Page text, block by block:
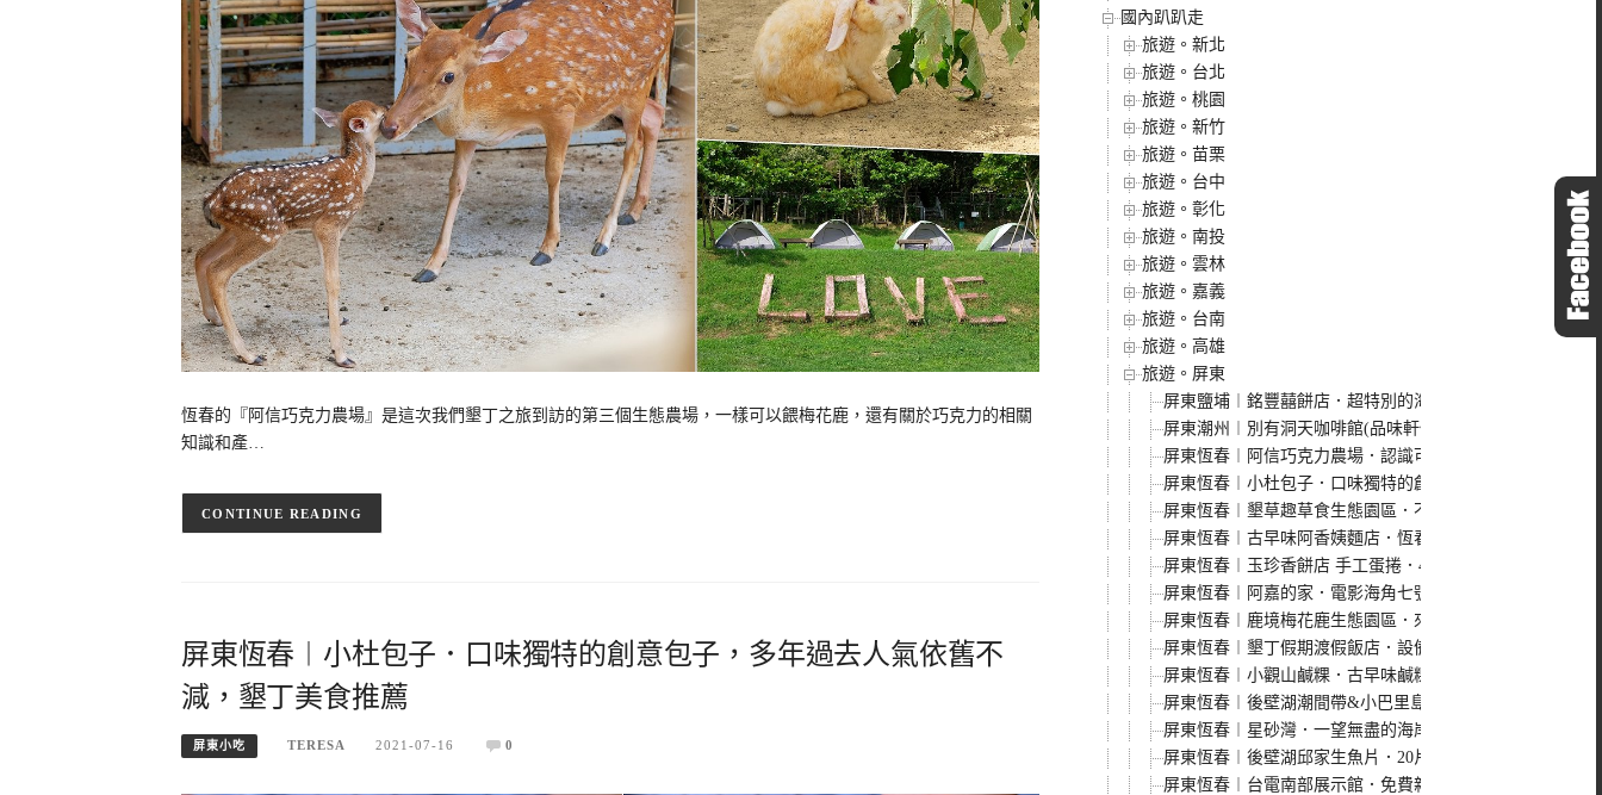
恆春的『阿信巧克力農場』是這次我們墾丁之旅到訪的第三個生態農場，一樣可以餵梅花鹿，還有關於巧克力的相關
知識和產…
CONTINUE READING
屏東恆春︱小杜包子．口味獨特的創意包子，多年過去人氣依舊不
減，墾丁美食推薦
屏東小吃 TERESA 2021-07-16 0
國內趴趴走
旅遊。新北
旅遊。台北
旅遊。桃園
旅遊。新竹
旅遊。苗栗
旅遊。台中
旅遊。彰化
旅遊。南投
旅遊。雲林
旅遊。嘉義
旅遊。台南
旅遊。高雄
旅遊。屏東
屏東鹽埔︱銘豐囍餅店．超特別的海綿蛋糕鳳梨酥，現場
屏東潮州︱別有洞天咖啡館(品味軒休息站)，屏鵝公路上
屏東恆春︱阿信巧克力農場．認識可可豆的原貌，還可以
屏東恆春︱小杜包子．口味獨特的創意包子，多年過去人
屏東恆春︱墾草趣草食生態園區．不只有梅花鹿，還有草
屏東恆春︱古早味阿香姨麵店．恆春老街在地美食，簡單
屏東恆春︱玉珍香餅店 手工蛋捲．40年老店，洋蔥蛋捲是
屏東恆春︱阿嘉的家．電影海角七號主角阿嘉的家拍攝地
屏東恆春︱鹿境梅花鹿生態園區．來一場與梅花鹿近距離
屏東恆春︱墾丁假期渡假飯店．設備略顯老舊但房價便宜
屏東恆春︱小觀山鹹粿．古早味鹹粿配香腸，180度海景看
屏東恆春︱後壁湖潮間帶&小巴里島岩．廣大平緩的珊瑚礁
屏東恆春︱星砂灣．一望無盡的海岸線，還有著超美麗的
屏東恆春︱後壁湖邱家生魚片．20片生魚片搭配熱炒只要
屏東恆春︱台電南部展示館．免費親子景點，從遊戲中認